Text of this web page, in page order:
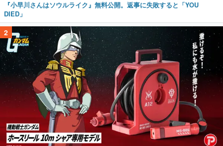
『小早川さんはソウルライク』無料公開。返事に失敗すると「YOU
DIED」
2